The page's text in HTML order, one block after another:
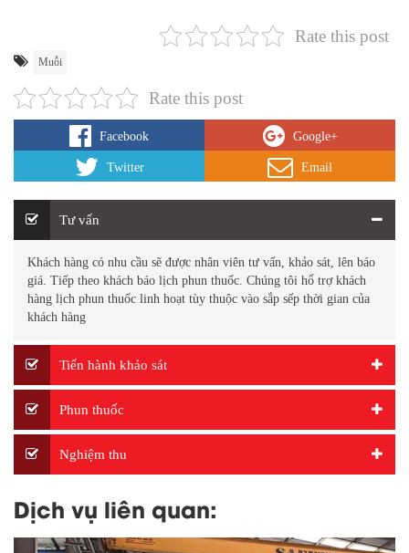
Rate this post
Muỗi
Rate this post
Facebook Google+
Twitter Email
Tư vấn
Khách hàng có nhu cầu sẽ được nhân viên tư vấn, khảo sát, lên báo
giá. Tiếp theo khách báo lịch phun thuốc. Chúng tôi hổ trợ khách
hàng lịch phun thuốc linh hoạt tùy thuộc vào sắp sếp thời gian của
khách hàng
Tiến hành khảo sát
Phun thuốc
Nghiệm thu
Dịch vụ liên quan: